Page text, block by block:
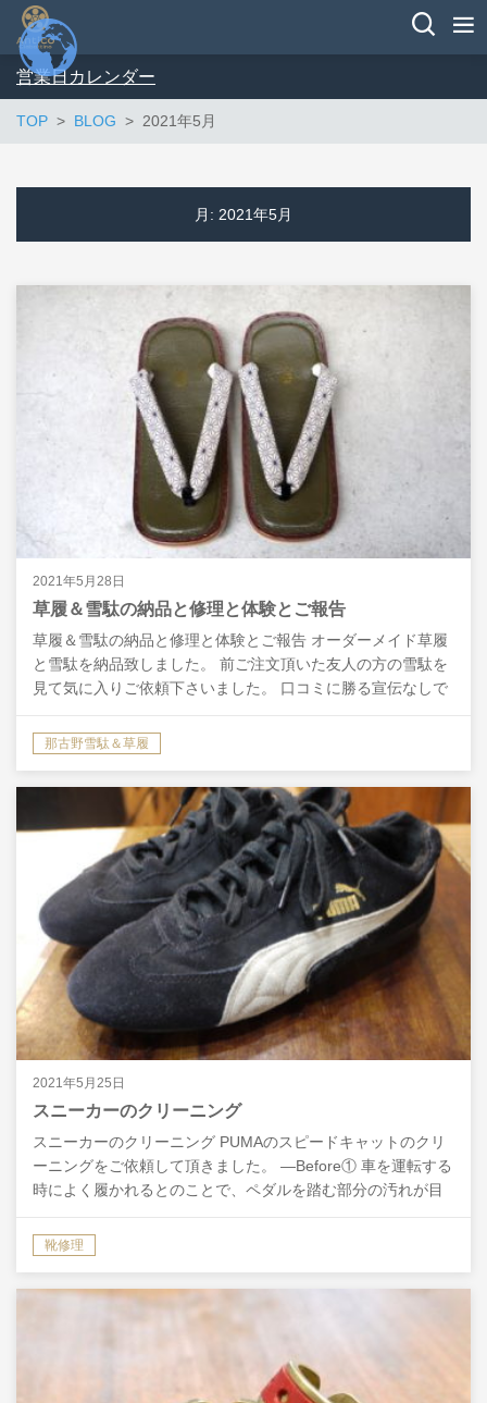
営業日カレンダー
TOP BLOG 2021年5月
月: 2021年5月
2021年5月28日
草履＆雪駄の納品と修理と体験とご報告
草履＆雪駄の納品と修理と体験とご報告 オーダーメイド草履
と雪駄を納品致しました。 前ご注文頂いた友人の方の雪駄を
見て気に入りご依頼下さいました。 口コミに勝る宣伝なしで
那古野雪駄＆草履
2021年5月25日
スニーカーのクリーニング
スニーカーのクリーニング PUMAのスピードキャットのクリ
ーニングをご依頼して頂きました。 ―Before① 車を運転する
時によく履かれるとのことで、ペダルを踏む部分の汚れが目
靴修理